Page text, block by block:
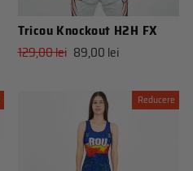
Tricou Knockout H2H FX
Pret
129,00 lei Pret
89,00 lei
Reducere